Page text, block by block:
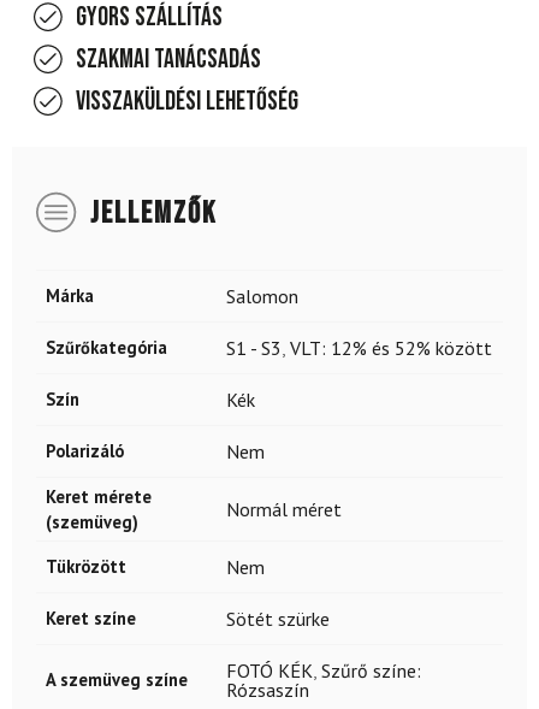
Gyors szállítás
Szakmai tanácsadás
Visszaküldési lehetőség
JELLEMZŐK
Márka Salomon
Szűrőkategória S1 - S3, VLT: 12% és 52% között
Szín Kék
Polarizáló Nem
Keret mérete
(szemüveg)
Normál méret
Tükrözött Nem
Keret színe Sötét szürke
A szemüveg színe FOTÓ KÉK, Szűrő színe:
Rózsaszín